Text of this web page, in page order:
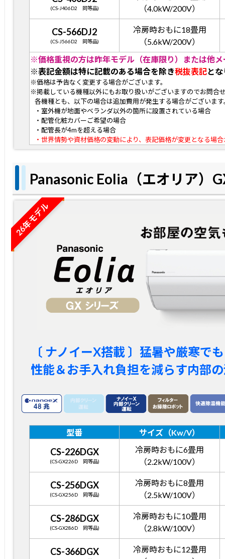
(CS-J406D2 同等品)
（4.0kW/200V）
CS-566DJ2
(CS-J566D2 同等品)
冷房時おもに18畳用
（5.6kW/200V）
※価格重視の方は昨年モデル（在庫限り）または他
※表記金額は特に記載のある場合を除き税抜表記と
※価格は予告なく変更する場合がございます。
※掲載している機種以外にもお取り扱いがございますのでお問合
各機種とも、以下の場合は追加費用が発生する場合がございます
・室外機が地面やベランダ以外の箇所に設置されている場合
・配管化粧カバーご希望の場合
・配管長が4mを超える場合
・世界情勢や資材価格の変動により、表記価格が変更となる場
Panasonic Eolia（エオリア）
26年モデル
〔 ナノイーX搭載 〕猛暑や厳寒で
性能＆お手入れ負担を減らす内部
型番 サイズ（Kw/V）
CS-226DGX
(CS-GX226D 同等品)
冷房時おもに6畳用
（2.2kW/100V）
CS-256DGX
(CS-GX256D 同等品)
冷房時おもに8畳用
（2.5kW/100V）
CS-286DGX
(CS-GX286D 同等品)
冷房時おもに10畳用
（2.8kW/100V）
CS-366DGX
冷房時おもに12畳用